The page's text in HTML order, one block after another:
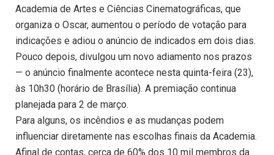
Academia de Artes e Ciências Cinematográficas, que
organiza o Oscar, aumentou o período de votação para
indicações e adiou o anúncio de indicados em dois dias.
Pouco depois, divulgou um novo adiamento nos prazos
— o anúncio finalmente acontece nesta quinta-feira (23),
às 10h30 (horário de Brasília). A premiação continua
planejada para 2 de março.
Para alguns, os incêndios e as mudanças podem
influenciar diretamente nas escolhas finais da Academia.
Afinal de contas, cerca de 60% dos 10 mil membros da